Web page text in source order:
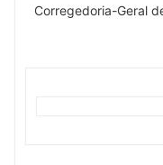
Corregedoria-Geral